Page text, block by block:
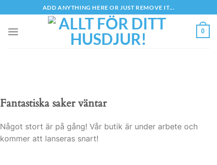
to
content
ADD ANYTHING HERE OR JUST REMOVE IT...
0
Fantastiska saker väntar
Något stort är på gång! Vår butik är under arbete och
kommer att lanseras snart!